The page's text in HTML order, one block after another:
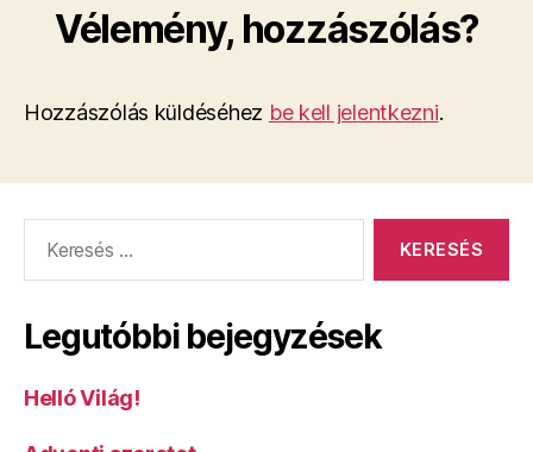
Vélemény, hozzászólás?
Hozzászólás küldéséhez be kell jelentkezni.
Legutóbbi bejegyzések
Helló Világ!